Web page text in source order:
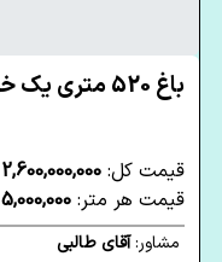
باغ 520 متری یک خوابه در بلوار آزادگان قم
قیمت کل: 2,600,000,000 تومان
قیمت هر متر: 5,000,000 تومان
مشاور:آقای طالبی